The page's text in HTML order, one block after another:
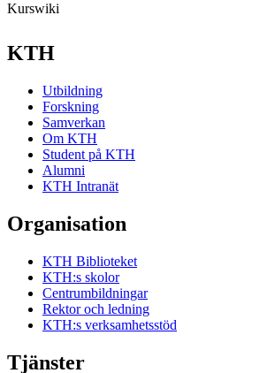
Kurswiki
KTH
Utbildning
Forskning
Samverkan
Om KTH
Student på KTH
Alumni
KTH Intranät
Organisation
KTH Biblioteket
KTH:s skolor
Centrumbildningar
Rektor och ledning
KTH:s verksamhetsstöd
Tjänster